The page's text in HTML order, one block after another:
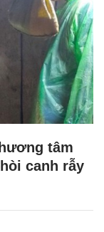
tâm
canh rẫy